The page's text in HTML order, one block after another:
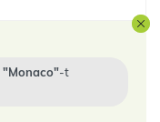
Monaco -t